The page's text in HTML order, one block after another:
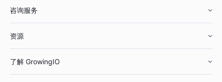
鞋服行业
汽车行业
智能运营
咨询服务
资源
了解 GrowingIO